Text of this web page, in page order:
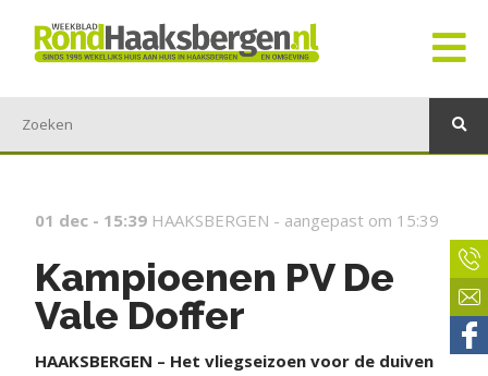
01 dec - 15:39 HAAKSBERGEN - aangepast om 15:39
Kampioenen PV De
Vale Doffer
HAAKSBERGEN – Het vliegseizoen voor de duiven